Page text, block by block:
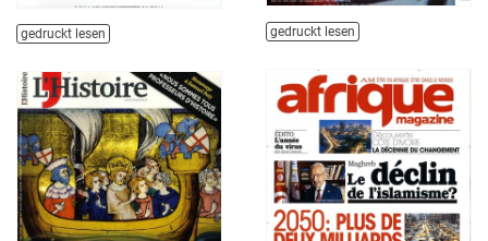
gedruckt lesen
gedruckt lesen